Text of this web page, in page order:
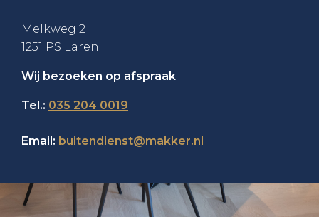
Melkweg 2
1251 PS Laren
Wij bezoeken op afspraak
Tel.: 035 204 0019
Email: buitendienst@makker.nl